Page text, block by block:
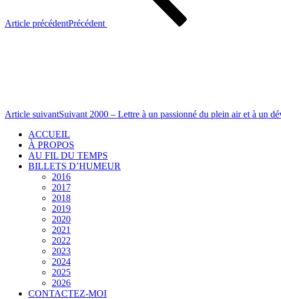
Article précédentPrécédent
Article suivantSuivant 2000 – Lettre à un passionné du plein air et à un
ACCUEIL
À PROPOS
AU FIL DU TEMPS
BILLETS D’HUMEUR
2016
2017
2018
2019
2020
2021
2022
2023
2024
2025
2026
CONTACTEZ-MOI